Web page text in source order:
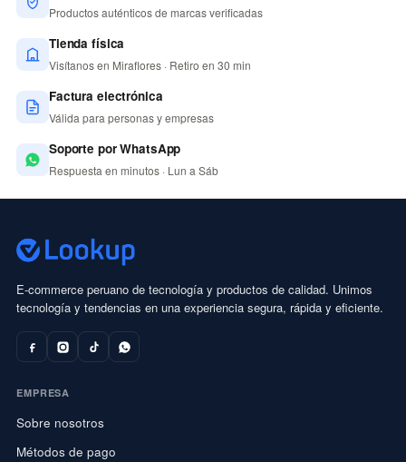
Productos auténticos de marcas verificadas
Tienda física
Visítanos en Miraflores · Retiro en 30 min
Factura electrónica
Válida para personas y empresas
Soporte por WhatsApp
Respuesta en minutos · Lun a Sáb
E-commerce peruano de tecnología y productos de calidad. Unimos
tecnología y tendencias en una experiencia segura, rápida y eficiente.
EMPRESA
Sobre nosotros
Métodos de pago